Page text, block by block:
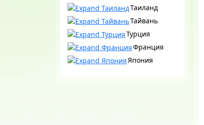
Таиланд
Тайвань
Турция
Франция
Япония